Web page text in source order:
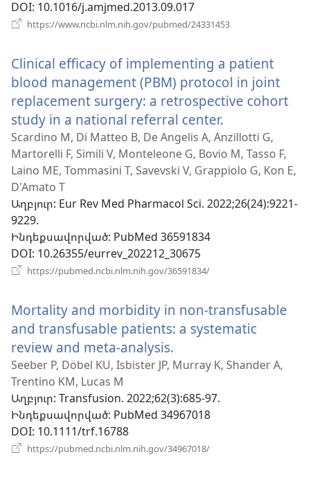
DOI‎: 10.1016/j.amjmed.2013.09.017
https://www.ncbi.nlm.nih.gov/pubmed/24331453
պատուհան)
Clinical efficacy of implementing a patient
blood management (PBM) protocol in joint
replacement surgery: a retrospective cohort
study in a national referral center.
է
նոր
պատուհան)
Scardino M, Di Matteo B, De Angelis A, Anzillotti G,
Martorelli F, Simili V, Monteleone G, Bovio M, Tasso F,
Laino ME, Tommasini T, Savevski V, Grappiolo G, Kon E,
D'Amato T
Աղբյուր‎: Eur Rev Med Pharmacol Sci. 2022;26(24):9221-
9229.
Ինդեքսավորված‎: PubMed 36591834
DOI‎: 10.26355/eurrev_202212_30675
https://pubmed.ncbi.nlm.nih.gov/36591834/
պատուհան)
Mortality and morbidity in non-transfusable
and transfusable patients: a systematic
review and meta-analysis.
է
պատուհան)
Seeber P, Döbel KU, Isbister JP, Murray K, Shander A,
Trentino KM, Lucas M
Աղբյուր‎: Transfusion. 2022;62(3):685-97.
Ինդեքսավորված‎: PubMed 34967018
DOI‎: 10.1111/trf.16788
https://pubmed.ncbi.nlm.nih.gov/34967018/